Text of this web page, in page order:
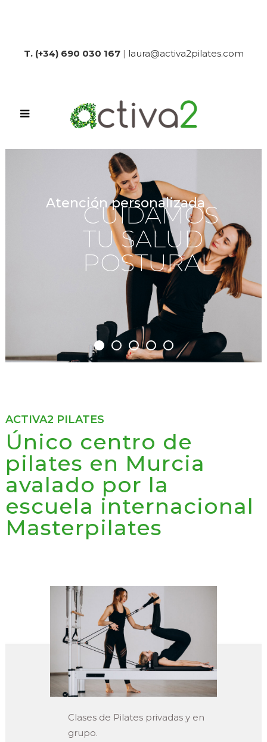
T. (+34) 690 030 167| laura@activa2pilates.com
Atención personalizada
CUIDAMOS
TU SALUD
POSTURAL
ACTIVA2 PILATES
Único centro de
pilates en Murcia
avalado por la
escuela internacional
Masterpilates
Clases de Pilates privadas y en
grupo.